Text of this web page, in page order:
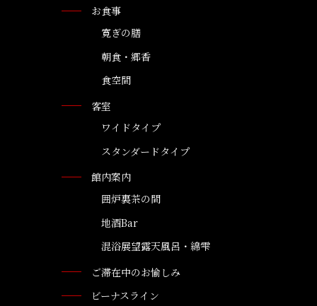
お食事
寛ぎの膳
朝食・郷香
食空間
客室
ワイドタイプ
スタンダードタイプ
館内案内
囲炉裏茶の間
地酒Bar
混浴展望露天風呂・綿雫
ご滞在中のお愉しみ
ビーナスライン